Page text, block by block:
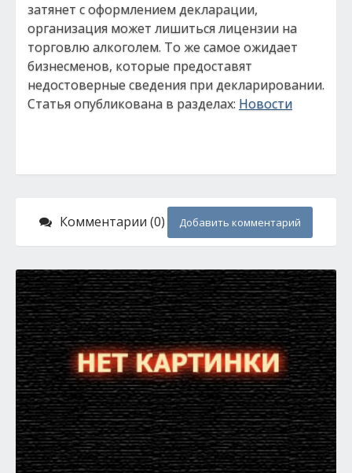
затянет с оформлением декларации,
организация может лишиться лицензии на
торговлю алкоголем. То же самое ожидает
бизнесменов, которые предоставят
недостоверные сведения при декларировании.
Статья опубликована в разделах: Новости
Комментарии (0) Добавить комментарий